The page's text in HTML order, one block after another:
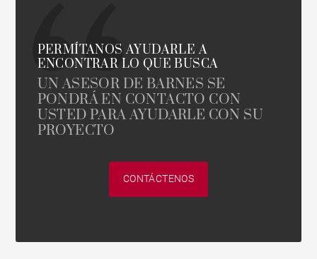
PERMÍTANOS AYUDARLE A
ENCONTRAR LO QUE BUSCA
UN ASESOR DE BARNES SE
PONDRÁ EN CONTACTO CON
USTED PARA AYUDARLE CON SU
PROYECTO
CONTÁCTENOS